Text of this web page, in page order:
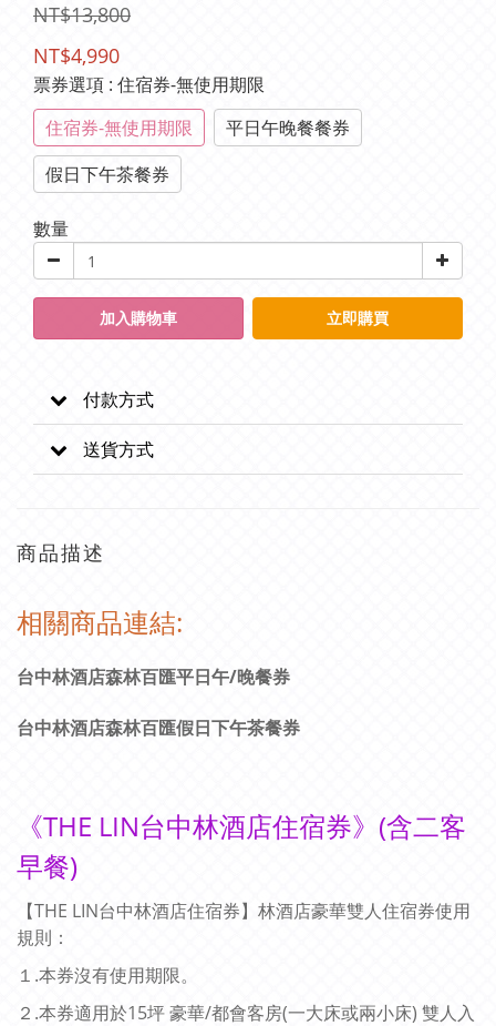
NT$13,800
NT$4,990
票券選項 : 住宿券-無使用期限
住宿券-無使用期限
平日午晚餐餐券
假日下午茶餐券
數量
加入購物車 立即購買
付款方式
送貨方式
商品描述
相關商品連結:
台中林酒店森林百匯平日午/晚餐券
台中林酒店森林百匯假日下午茶餐券
《THE LIN台中林酒店住宿券》(含二客
早餐)
【THE LIN台中林酒店住宿券】林酒店豪華雙人住宿券使用
規則：
１.本券沒有使用期限。
２.本券適用於15坪 豪華/都會客房(一大床或兩小床) 雙人入